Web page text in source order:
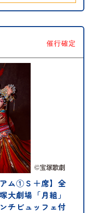
催行確定
アム①Ｓ＋席】全
劇場「月組」
チビュッフェ付